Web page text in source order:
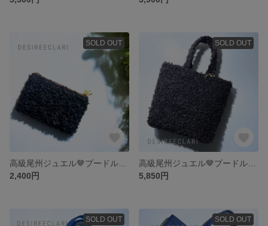
SOLD OUT
2,400円
SOLD OUT
5,850円
SOLD OUT SOLD OUT